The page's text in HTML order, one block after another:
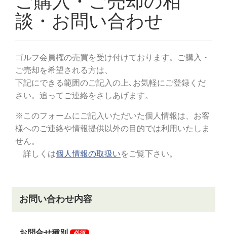
2020年4月1日より、名義書換料が改定されます。
【改定前】正会員 150,000円（税別） → 【改定
【改定前】特別平日会員 100,000円（税別） →
【改定後】130,000円（税別）
【改定前】週日会員 100,000円（税別） → 【改定
【改定前】相続・三親等内 50,000円（税別） →
【改定後】70,000円（税別）
令和5年4月1日受付分から令和6年3月31日受付分に限
る（1年間）
※令和5年3月31日までとしていた受付期間を1年間延